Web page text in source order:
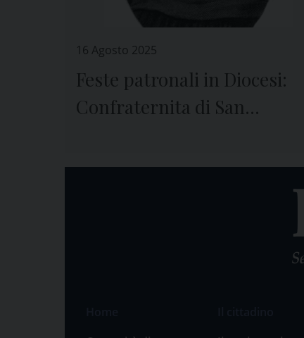
16 Agosto 2025
Feste patronali in Diocesi:
Confraternita di San